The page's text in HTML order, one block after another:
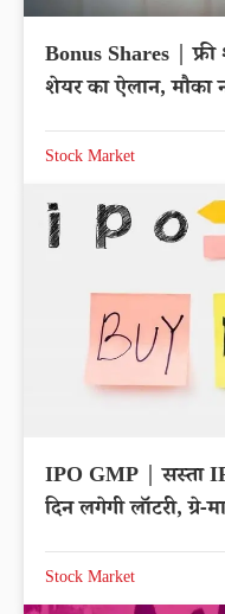
Bonus Shares | फ्री
शेयर का ऐलान, मौका
Stock Market
IPO GMP | सस्ता
दिन लगेगी लॉटरी,
Stock Market